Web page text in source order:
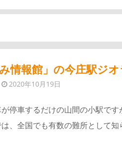
駅は、明治12…
情報館」の今庄駅ジ
2020年10月19日
停車するだけの山間の小駅で
、全国でも有数の難所として